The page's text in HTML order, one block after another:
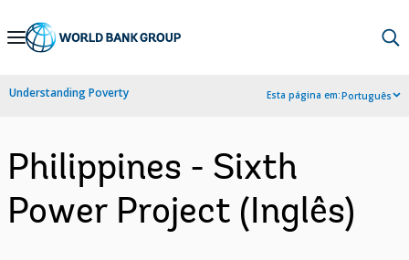
Skip
Navigation
Understanding Poverty Esta página em:Português
Philippines - Sixth
Power Project (Inglês)